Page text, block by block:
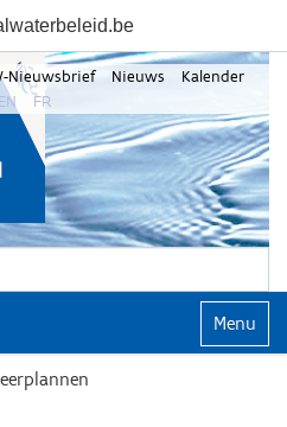
Nieuwsbrief Nieuws
Kalender
EN FR
Klap